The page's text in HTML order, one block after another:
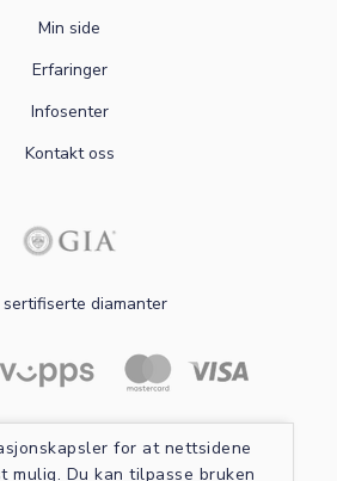
for at nettsidene
mulig. Du kan tilpasse bruken
Min side
Erfaringer
Infosenter
Kontakt oss
sertifiserte diamanter
om sikker betaling